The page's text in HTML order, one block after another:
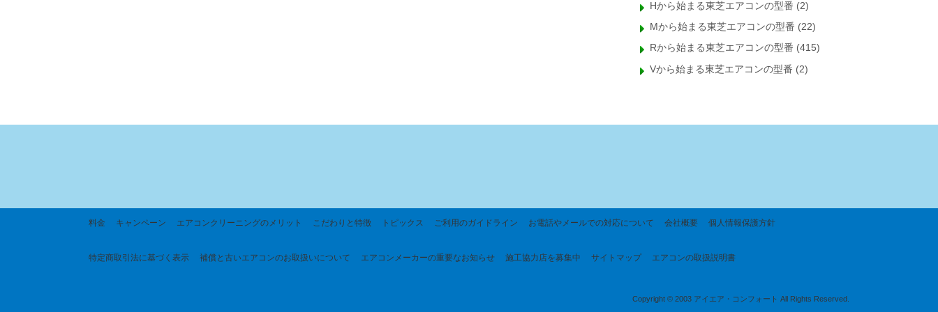
Hから始まる東芝エアコンの型番 (2)
Mから始まる東芝エアコンの型番 (22)
Rから始まる東芝エアコンの型番 (415)
Vから始まる東芝エアコンの型番 (2)
料金 キャンペーン エアコンクリーニングのメリット こだわりと特徴 トピックス ご利用のガイドライン お電話やメールでの対応について 会社概要 個人情報保護方針
特定商取引法に基づく 表示 補償と古いエアコンのお取扱いについて エアコンメーカーの重要なお知らせ 施工協力店を募集中 サイトマップ エアコンの取扱説明書
Copyright © 2003 アイエア・コンフォート All Rights Reserved.